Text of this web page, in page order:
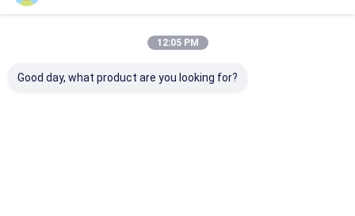
12:05 PM
Good day, what product are you looking for?